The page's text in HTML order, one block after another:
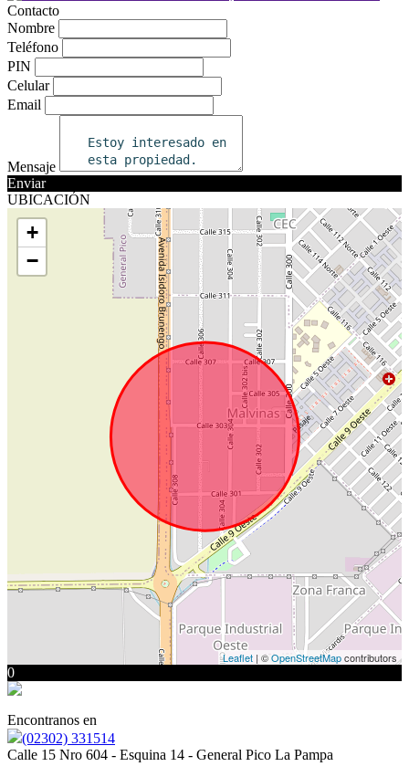
Contacto
Nombre
Teléfono
PIN
Celular
Email
Mensaje
Enviar
UBICACIÓN
+
−
Leaflet | ©OpenStreetMapcontributors
0
Encontranos en
(02302) 331514
Calle 15 Nro 604 - Esquina 14 - General Pico La Pampa